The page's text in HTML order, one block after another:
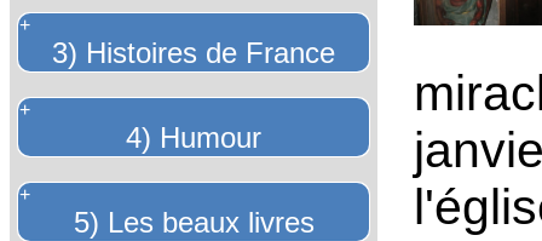
+
3) Histoires de France
+
4) Humour
+
5) Les beaux livres